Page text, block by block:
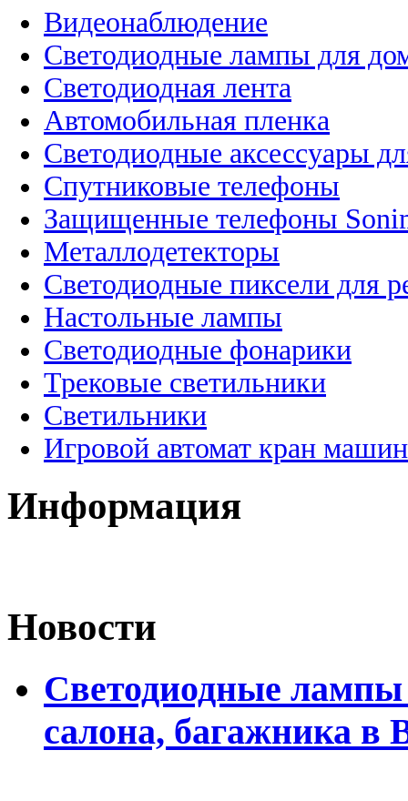
Видеонаблюдение
Светодиодные лампы для
Светодиодная лента
Автомобильная пленка
Светодиодные аксессуары
Спутниковые телефоны
Защищенные телефоны
Металлодетекторы
Светодиодные пиксели для
Настольные лампы
Светодиодные фонарики
Трековые светильники
Светильники
Игровой автомат кран
Информация
Новости
Светодиодные лампы
салона, багажника в